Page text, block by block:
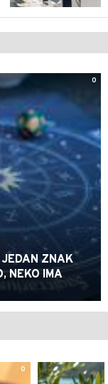
0
ZNAK
NEKO IMA
0